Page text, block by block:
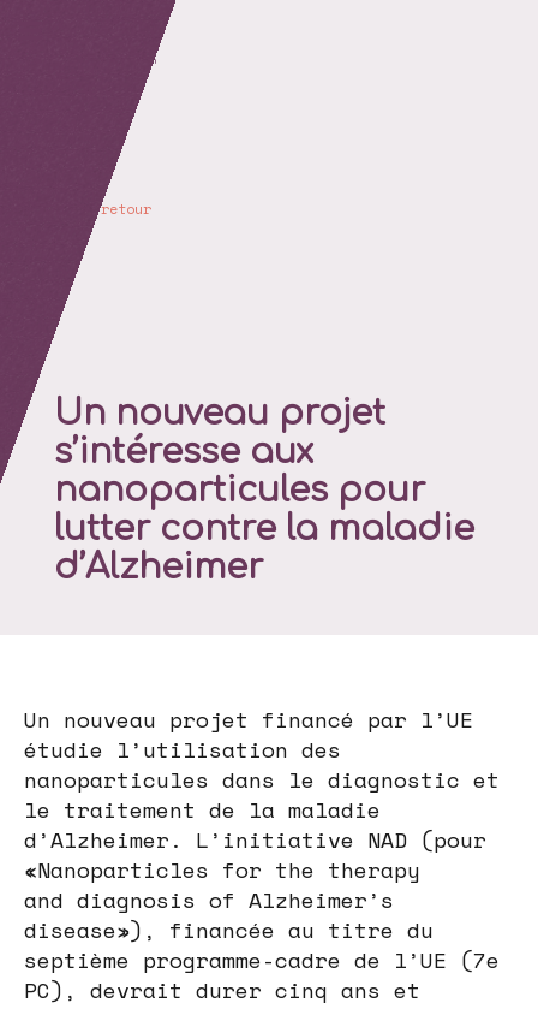
retour
Un nouveau projet
s’intéresse aux
nanoparticules pour
lutter contre la maladie
d’Alzheimer
Un nouveau projet financé par l’UE
étudie l’utilisation des
nanoparticules dans le diagnostic et
le traitement de la maladie
d’Alzheimer. L’initiative NAD (pour
«Nanoparticles for the therapy
and diagnosis of Alzheimer’s
disease»), financée au titre du
septième programme-cadre de l’UE (7e
PC), devrait durer cinq ans et